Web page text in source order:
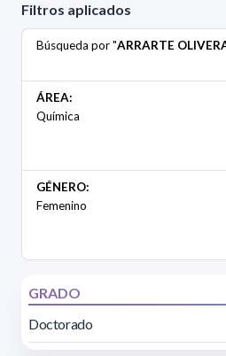
Filtros aplicados
Búsqueda por "ARRARTE
ÁREA:
Química
GÉNERO:
Femenino
GRADO
Doctorado